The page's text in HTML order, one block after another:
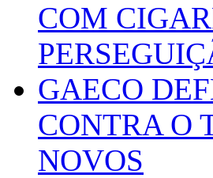
COM
GAECO
CONTRA O
NOVOS